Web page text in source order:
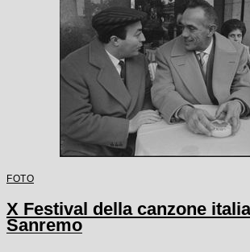
FOTO
X Festival della canzone
Sanremo